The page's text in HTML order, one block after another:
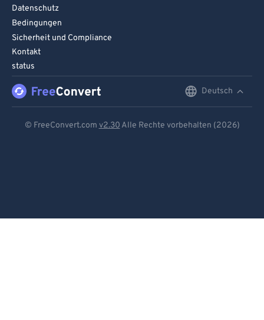
Datenschutz
Bedingungen
Sicherheit und Compliance
Kontakt
status
Deutsch
© FreeConvert.com v2.30 Alle Rechte vorbehalten (2026)